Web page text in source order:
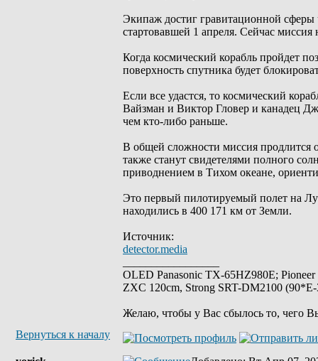
Экипаж достиг гравитационной сферы
стартовавшей 1 апреля. Сейчас
Когда космический корабль пройдет
поверхность спутника будет
Если все удастся, то космический
Вайзман и Виктор Гловер и канадец
чем кто-либо раньше.
В общей сложности миссия продлится
также станут свидетелями полного
приводнением в Тихом океане,
Это первый пилотируемый полет на
находились в 400 171 км от Земли.
Источник:
detector.media
OLED Panasonic TX-65HZ980E;
ZXC 120cm, Strong SRT-DM2100
Желаю, чтобы у Вас сбылось то, чего
Вернуться к началу